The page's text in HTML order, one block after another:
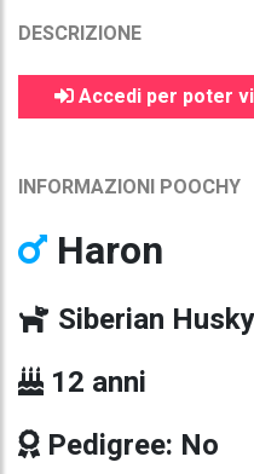
DESCRIZIONE
Accedi per poter
INFORMAZIONI POOCHY
Haron
Siberian Husky
12 anni
Pedigree: No